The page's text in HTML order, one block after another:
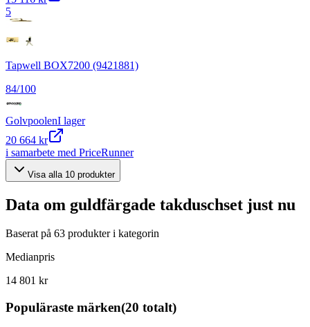
5
Tapwell BOX7200 (9421881)
84/100
GolvpoolenI lager
20 664 kr
i samarbete med PriceRunner
Visa alla 10 produkter
Data om guldfärgade takduschset just nu
Baserat på 63 produkter i kategorin
Medianpris
14 801 kr
Populäraste märken(20 totalt)